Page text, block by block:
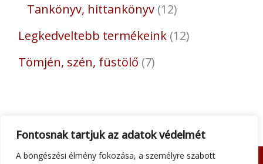
Fontosnak tartjuk az adatok védelmét
A böngészési élmény fokozása, a személyre szabott
Tankönyv, hittankönyv 12
Legkedveltebb termékeink 12
Tömjén, szén, füstölő 7